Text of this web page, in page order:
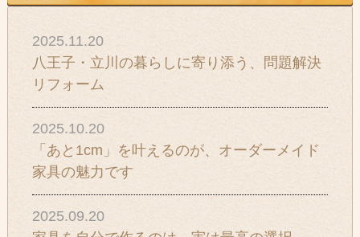
2025.11.20
八王子・立川の暮らしに寄り添う、問題解決
リフォーム
2025.10.20
「あと1cm」を叶えるのが、オーダーメイド
家具の魅力です
2025.09.20